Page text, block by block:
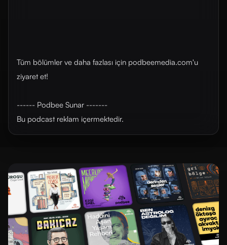
Tüm bölümler ve daha fazlası için podbeemedia.com'u
ziyaret et!
------ Podbee Sunar -------
Bu podcast reklam içermektedir.